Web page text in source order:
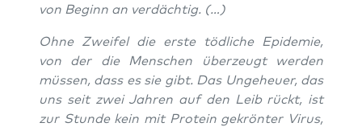
von Beginn an verdächtig. (…)
Ohne Zwei­fel die ers­te töd­li­che Epi­de­mie,
von der die Men­schen über­zeugt wer­den
müs­sen, dass es sie gibt. Das Unge­heu­er, das
uns seit zwei Jah­ren auf den Leib rückt, ist
zur Stun­de kein mit Pro­te­in gekrön­ter Virus,